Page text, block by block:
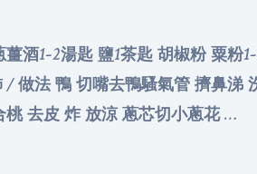
酒1-2湯匙 鹽1茶匙 胡椒粉 粟粉
做法 鴨 切嘴去鴨騷氣管 擠鼻涕
去皮 炸 放涼 蔥芯切小蔥花 …